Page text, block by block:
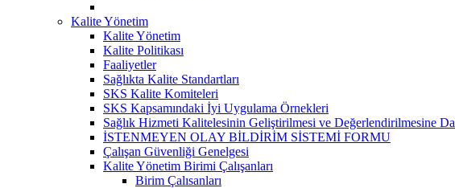
Kalite Yönetim
Kalite Yönetim
Kalite Politikası
Faaliyetler
Sağlıkta Kalite Standartları
SKS Kalite Komiteleri
SKS Kapsamındaki İyi Uygulama Örnekleri
Sağlık Hizmeti Kalitelesinin Geliştirilmesi ve Değerlendirilmesine
İSTENMEYEN OLAY BİLDİRİM SİSTEMİ FORMU
Çalışan Güvenliği Genelgesi
Kalite Yönetim Birimi Çalışanları
Birim Çalısanları